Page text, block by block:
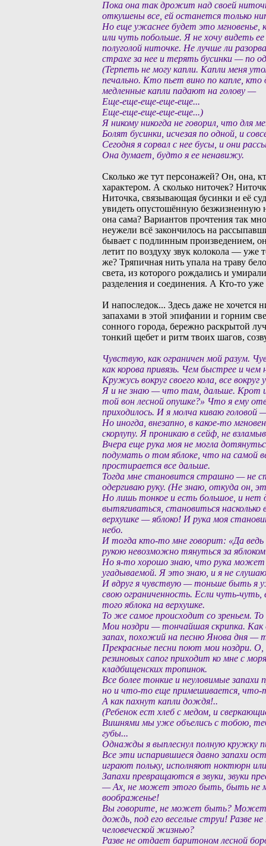
Пока она так дрожит над своей
откушены все, ей останется только
Но еще ужаснее будет это мгновенье,
или чуть побольше. Я не хочу видеть
полуголой ниточке. Не лучше ли
страхе за нее и терять бусинки — по
(Терпеть не могу капли. Капли меня
печально. Кто пьет вино по капле,
медленные капли падают на голову —
Еще-еще-еще-еще-еще...
Еще-еще-еще-еще-еще...)
Я никому никогда не говорил, что для
Болят бусинки, исчезая по одной, и
Сегодня я сорвал с нее бусы, и они
Она думает, будто я ее ненавижу.
Сколько же тут персонажей? Он, она,
характером. А сколько ниточек?
Ниточка, связывающая бусинки и её
увидеть опустошённую безжизненную
она сама? Вариантов прочтения так
неужели всё закончилось на
бывает с подлинным произведением,
летит по воздуху звук колокола — уже
же? Тряпичная нить упала на траву
света, из которого рождались и
разделения и соединения. А Кто-то
И напоследок... Здесь даже не
запахами в этой эпифании и горним
сонного города, бережно раскрытой
тонкий щебет и ритм твоих шагов,
Чувствую, как ограничен мой разум.
как корова привязь. Чем быстрее и чем
Кружусь вокруг своего кола, все
Я и не знаю — что там, дальше. Крот
той вон лесной опушке?» Что я ему
приходилось. И я молча киваю
Но иногда, внезапно, в какое-то
скорлупу. Я проникаю в сейф, не
Вчера еще рука моя не могла
подумать о том яблоке, что на самой
простирается все дальше.
Тогда мне становится страшно — не
одергиваю руку. (Не знаю, откуда он,
Но лишь тонкое и есть большое, и нет
вытягиваться, становиться
верхушке — яблоко! И рука моя
небо.
И тогда кто-то мне говорит: «Да ведь
рукою невозможно тянуться за
Но я-то хорошо знаю, что рука может
угадываемой. Я это знаю, и я не слушаю
И вдруг я чувствую — тоньше быть я
свою ограниченность. Если чуть-
того яблока на верхушке.
То же самое происходит со зреньем.
Мои ноздри — тончайшая скрипка. Как
запах, похожий на песню Янова дня —
Прекрасные песни поют мои ноздри. О,
резиновых сапог приходит ко мне с
кладбищенских тропинок.
Все более тонкие и неуловимые
но и что-то еще примешивается,
А как пахнут капли дождя!..
(Ребенок ест хлеб с медом, и
Вишнями мы уже объелись с тобою,
губы...
Однажды я выплеснул полную кружку
Все эти испарившиеся давно запахи
играют польку, исполняют ноктюрн
Запахи превращаются в звуки, звуки
— Ах, не может этого быть, быть не
воображенье!
Вы говорите, не может быть? Можете
дождь, под его веселые струи! Разве
человеческой жизнью?
Разве не отдает баритоном лесной